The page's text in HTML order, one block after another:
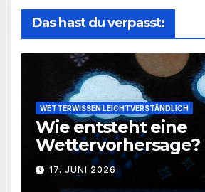
Das hast du verpasst:
WETTERWISSEN LEICHTVERSTÄNDLICH
Wie entsteht eine
Wettervorhersage?
17. JUNI 2026